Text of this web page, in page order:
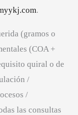
.
(gramos o
(COA +
quiral o de
/
/
las consultas